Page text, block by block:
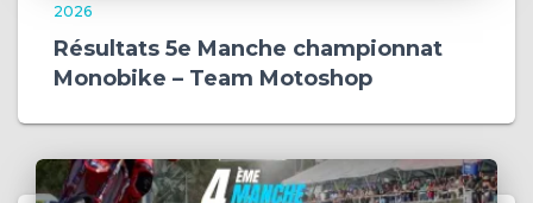
2026
Résultats 5e Manche championnat
Monobike – Team Motoshop